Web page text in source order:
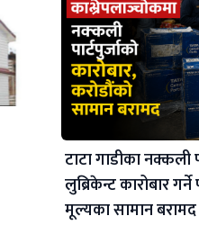
टाटा गाडीका नक्कली
लुब्रिकेन्ट कारोबार
मूल्यका सामान बरामद